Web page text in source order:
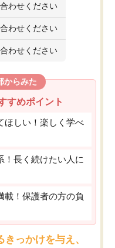
わせください
わせください
わせください
からみた
すめポイント
ほしい！楽しく学べ
！長く続けたい人に
載！保護者の方の負
っかけを与え、